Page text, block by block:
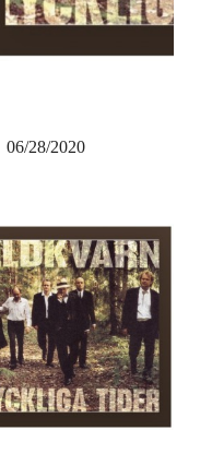
06/28/2020